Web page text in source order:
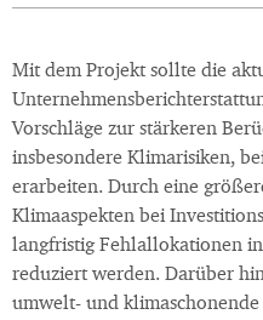
Mit dem Projekt sollte die
Vorschläge zur stärkeren
insbesondere Klimarisiken,
erarbeiten. Durch eine
Klimaaspekten bei
langfristig Fehlallokationen
reduziert werden. Darüber
umwelt- und